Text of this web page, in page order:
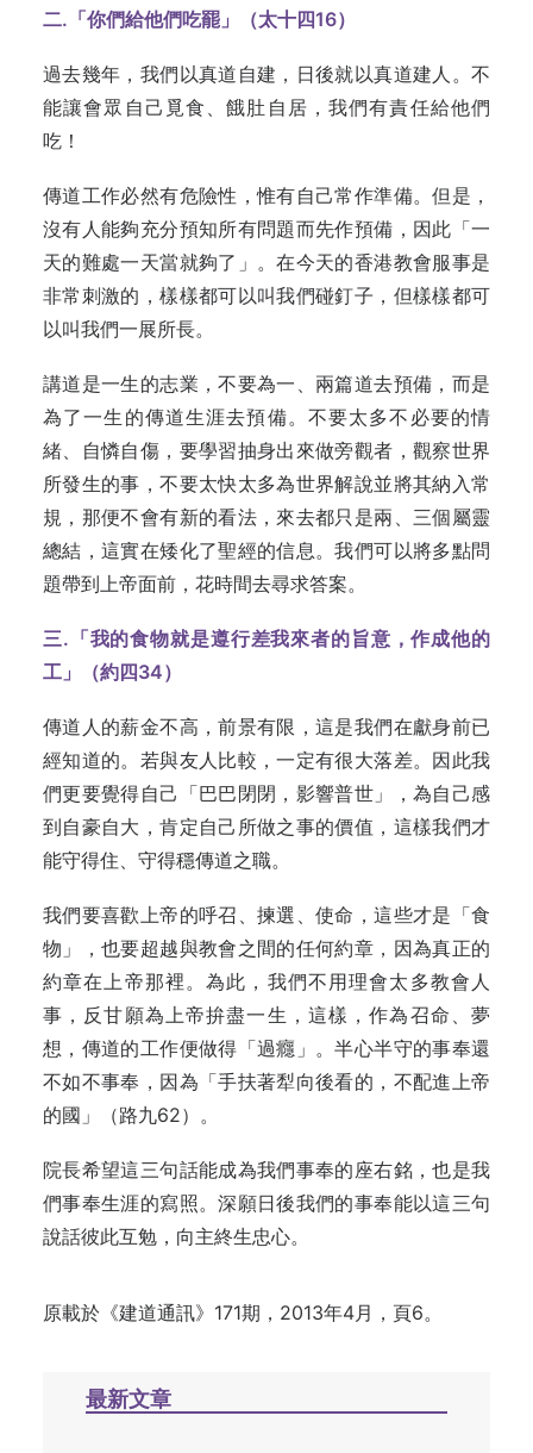
二. 「你們給他們吃罷」（太十四16）
過去幾年，我們以真道自建，日後就以真道建人。不
能讓會眾自己覓食、餓肚自居，我們有責任給他們
吃！
傳道工作必然有危險性，惟有自己常作準備。但是，
沒有人能夠充分預知所有問題而先作預備，因此「一
天的難處一天當就夠了」。在今天的香港教會服事是
非常刺激的，樣樣都可以叫我們碰釘子，但樣樣都可
以叫我們一展所長。
講道是一生的志業，不要為一、兩篇道去預備，而是
為了一生的傳道生涯去預備。不要太多不必要的情
緒、自憐自傷，要學習抽身出來做旁觀者，觀察世界
所發生的事，不要太快太多為世界解說並將其納入常
規，那便不會有新的看法，來去都只是兩、三個屬靈
總結，這實在矮化了聖經的信息。我們可以將多點問
題帶到上帝面前，花時間去尋求答案。
三. 「我的食物就是遵行差我來者的旨意，作成他的
工」（約四34）
傳道人的薪金不高，前景有限，這是我們在獻身前已
經知道的。若與友人比較，一定有很大落差。因此我
們更要覺得自己「巴巴閉閉，影響普世」，為自己感
到自豪自大，肯定自己所做之事的價值，這樣我們才
能守得住、守得穩傳道之職。
我們要喜歡上帝的呼召、揀選、使命，這些才是「食
物」，也要超越與教會之間的任何約章，因為真正的
約章在上帝那裡。為此，我們不用理會太多教會人
事，反甘願為上帝拚盡一生，這樣，作為召命、夢
想，傳道的工作便做得「過癮」。半心半守的事奉還
不如不事奉，因為「手扶著犁向後看的，不配進上帝
的國」（路九62）。
院長希望這三句話能成為我們事奉的座右銘，也是我
們事奉生涯的寫照。深願日後我們的事奉能以這三句
說話彼此互勉，向主終生忠心。
原載於 《建道通訊》171期，2013年4月，頁6。
最新文章